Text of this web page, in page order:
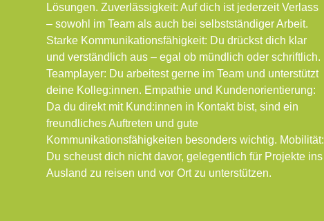
Lösungen. Zuverlässigkeit: Auf dich ist jederzeit Verlass
– sowohl im Team als auch bei selbstständiger Arbeit.
Starke Kommunikationsfähigkeit: Du drückst dich klar
und verständlich aus – egal ob mündlich oder schriftlich.
Teamplayer: Du arbeitest gerne im Team und unterstützt
deine Kolleg:innen. Empathie und Kundenorientierung:
Da du direkt mit Kund:innen in Kontakt bist, sind ein
freundliches Auftreten und gute
Kommunikationsfähigkeiten besonders wichtig. Mobilität:
Du scheust dich nicht davor, gelegentlich für Projekte ins
Ausland zu reisen und vor Ort zu unterstützen.